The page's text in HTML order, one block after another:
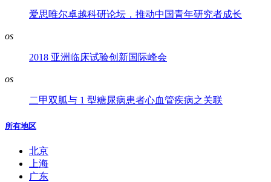
爱思唯尔卓越科研论坛，推动中国青年研究者成长
os
2018 亚洲临床试验创新国际峰会
os
二甲双胍与 1 型糖尿病患者心血管疾病之关联
所有地区
北京
上海
广东